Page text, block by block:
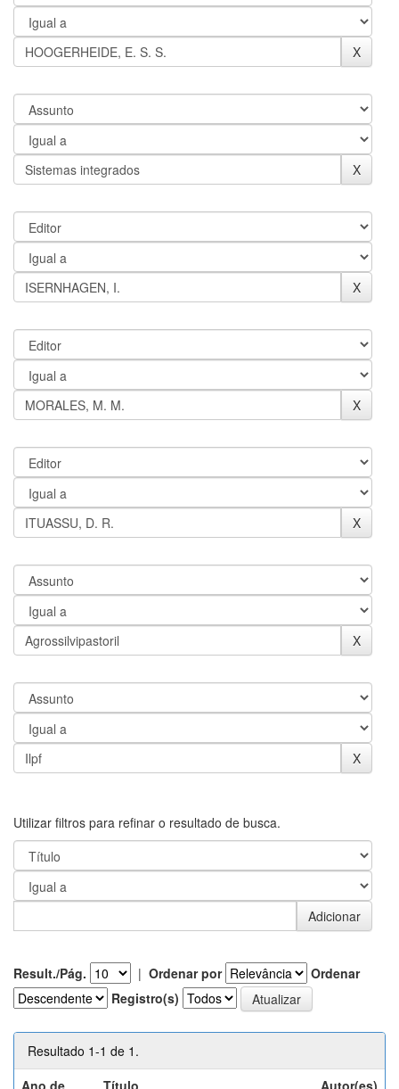
Utilizar filtros para refinar o resultado de busca.
Result./Pág. | Ordenar por
Ordenar
Registro(s)
Resultado 1-1 de 1.
Ano de
Título Autor(es)